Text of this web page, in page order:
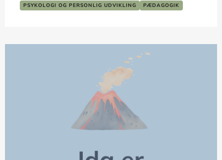
PSYKOLOGI OG PERSONLIG UDVIKLING
PÆDAGOGIK